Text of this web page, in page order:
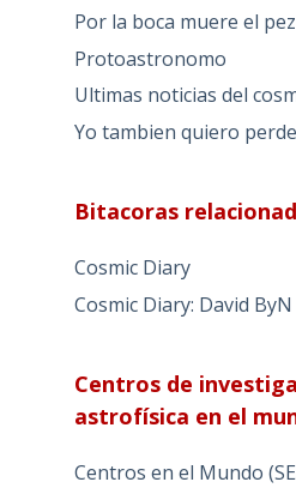
Por la boca muere el pez
Protoastronomo
Ultimas noticias del
Yo tambien quiero
Bitacoras
Cosmic Diary
Cosmic Diary: David ByN
Centros de
astrofísica en el
Centros en el Mundo